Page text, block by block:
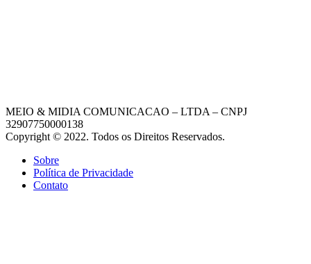
MEIO & MIDIA COMUNICACAO – LTDA – CNPJ
32907750000138
Copyright © 2022. Todos os Direitos Reservados.
Sobre
Política de Privacidade
Contato